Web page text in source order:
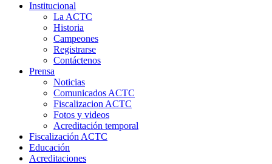
Institucional
La ACTC
Historia
Campeones
Registrarse
Contáctenos
Prensa
Noticias
Comunicados ACTC
Fiscalizacion ACTC
Fotos y videos
Acreditación temporal
Fiscalización ACTC
Educación
Acreditaciones